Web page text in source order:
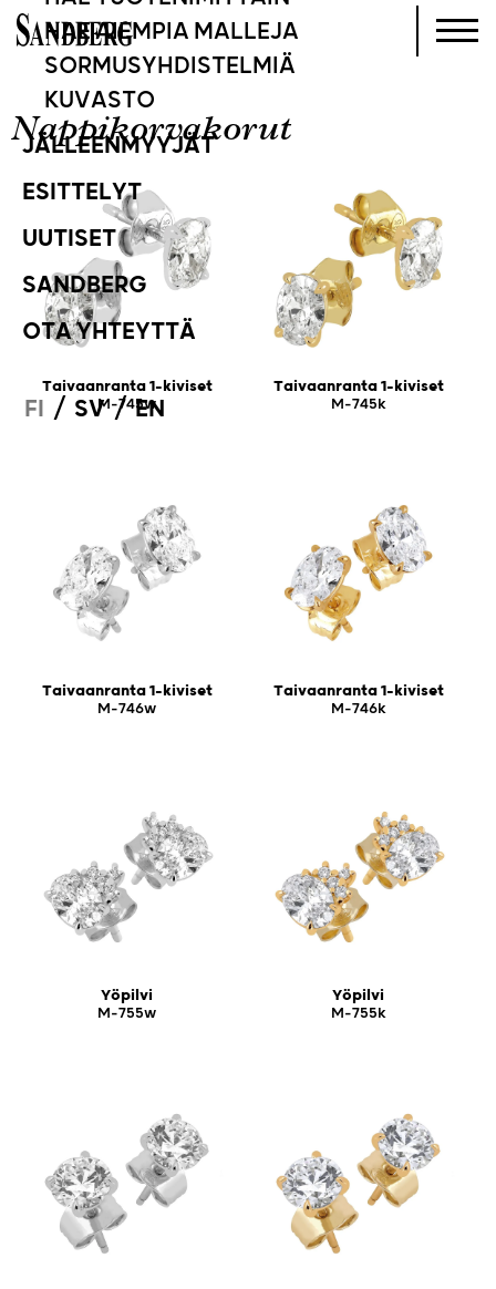
Nappikorvakorut
Taivaanranta 1-kiviset
M-745w
Taivaanranta 1-kiviset
M-745k
Taivaanranta 1-kiviset
M-746w
Taivaanranta 1-kiviset
M-746k
Yöpilvi
M-755w
Yöpilvi
M-755k
HAE AIEMPIA MALLEJA
SORMUSYHDISTELMIÄ
KUVASTO
JÄLLEENMYYJÄT
ESITTELYT
UUTISET
SANDBERG
OTA YHTEYTTÄ
FI / SV/EN